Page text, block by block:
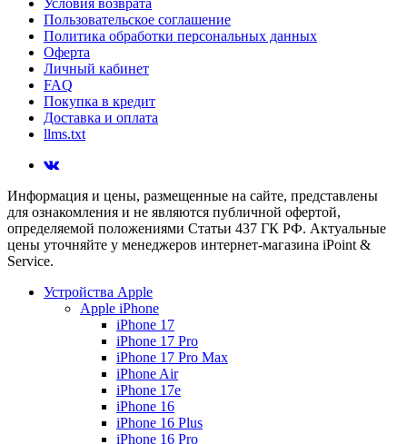
Условия возврата
Пользовательское соглашение
Политика обработки персональных данных
Оферта
Личный кабинет
FAQ
Покупка в кредит
Доставка и оплата
llms.txt
Информация и цены, размещенные на сайте, представлены
для ознакомления и не являются публичной офертой,
определяемой положениями Статьи 437 ГК РФ. Актуальные
цены уточняйте у менеджеров интернет-магазина iPoint &
Service.
Устройства Apple
Apple iPhone
iPhone 17
iPhone 17 Pro
iPhone 17 Pro Max
iPhone Air
iPhone 17e
iPhone 16
iPhone 16 Plus
iPhone 16 Pro